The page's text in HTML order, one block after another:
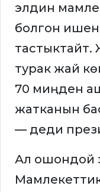
элдин
болгон
турак жай
70 миңден
жатканын
— деди
Ал ошондой